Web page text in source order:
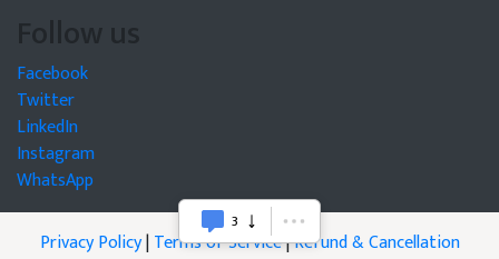
Follow us
Facebook
Twitter
LinkedIn
Instagram
WhatsApp
Privacy Policy|Terms of Service|Refund & Cancellation